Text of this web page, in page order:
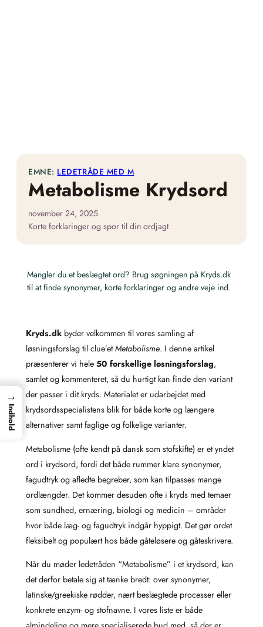
EMNE: LEDETRÅDE MED M
Metabolisme Krydsord
november 24, 2025
Korte forklaringer og spor til din ordjagt
Mangler du et beslægtet ord? Brug søgningen på Kryds.dk
til at finde synonymer, korte forklaringer og andre veje ind.
Kryds.dk byder velkommen til vores samling af
løsningsforslag til clue’etMetabolisme. I denne artikel
præsenterer vi hele 50 forskellige løsningsforslag,
samlet og kommenteret, så du hurtigt kan finde den variant
der passer i dit kryds. Materialet er udarbejdet med
krydsordsspecialistens blik for både korte og længere
alternativer samt faglige og folkelige varianter.
Metabolisme (ofte kendt på dansk som stofskifte) er et yndet
ord i krydsord, fordi det både rummer klare synonymer,
fagudtryk og afledte begreber, som kan tilpasses mange
ordlængder. Det kommer desuden ofte i kryds med temaer
som sundhed, ernæring, biologi og medicin – områder
hvor både læg- og fagudtryk indgår hyppigt. Det gør ordet
fleksibelt og populært hos både gåteløsere og gåteskrivere.
Når du møder ledetråden “Metabolisme” i et krydsord, kan
det derfor betale sig at tænke bredt: over synonymer,
latinske/greekiske rødder, nært beslægtede processer eller
konkrete enzym- og stofnavne. I vores liste er både
→
Indhold